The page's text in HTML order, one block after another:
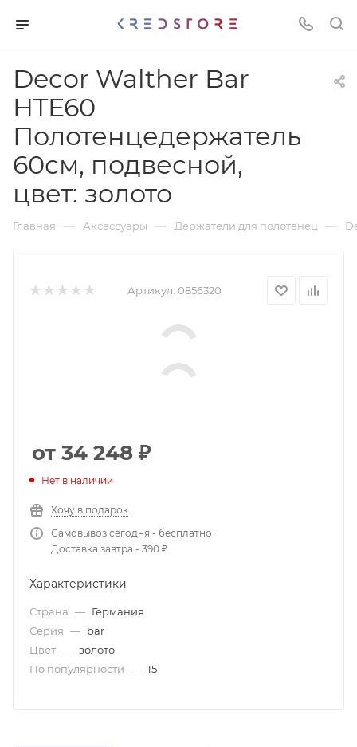
Decor Walther Bar
HTE60
Полотенцедержатель
60см, подвесной,
цвет: золото
Главная — Аксессуары — Держатели для полотенец —
Артикул: 0856320
от 34 248 ₽
Нет в наличии
Хочу в подарок
Самовывоз сегодня - бесплатно
Доставка завтра - 390 ₽
Характеристики
Страна — Германия
Серия — bar
Цвет — золото
По популярности — 15